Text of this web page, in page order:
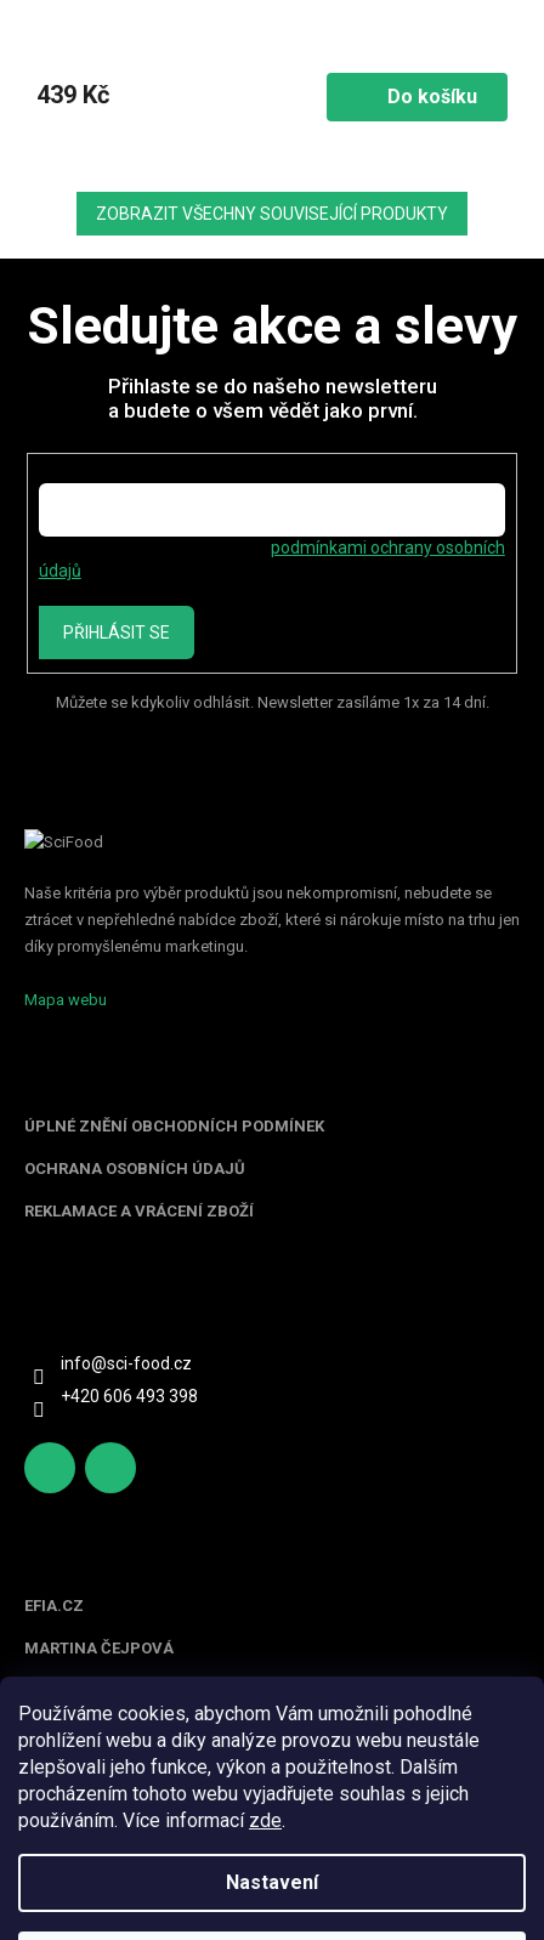
Používáme cookies, abychom Vám umožnili pohodlné
prohlížení webu a díky analýze provozu webu neustále
zlepšovali jeho funkce, výkon a použitelnost. Dalším
procházením tohoto webu vyjadřujete souhlas s jejich
používáním. Více informací zde.
Nastavení
439 Kč Do košíku
ZOBRAZIT VŠECHNY SOUVISEJÍCÍ PRODUKTY
Sledujte akce a slevy
Přihlaste se do našeho newsletteru
a budete o všem vědět jako první.
podmínkami ochrany osobních
údajů
PŘIHLÁSIT SE
Můžete se kdykoliv odhlásit. Newsletter zasíláme 1x za 14 dní.
Naše kritéria pro výběr produktů jsou nekompromisní, nebudete se
ztrácet v nepřehledné nabídce zboží, které si nárokuje místo na trhu jen
díky promyšlenému marketingu.
Mapa webu
ÚPLNÉ ZNĚNÍ OBCHODNÍCH PODMÍNEK
OCHRANA OSOBNÍCH ÚDAJŮ
REKLAMACE A VRÁCENÍ ZBOŽÍ
info@sci-food.cz
+420 606 493 398
om/sc
EFIA.CZ
MARTINA ČEJPOVÁ
Vytvořil Shoptet